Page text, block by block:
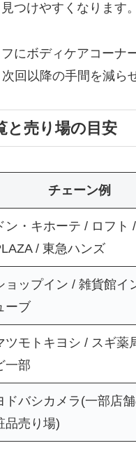
つけやすくなります。
にボディケアコーナ
回以降の手間を減ら
と売り場の目安
チェーン例
ン・キホーテ / ロフト /
/ 東急ハンズ
ョップイン / 雑貨館イ
ーブ
ツモトキヨシ / スギ薬
一部
ドバシカメラ(一部店
品売り場)